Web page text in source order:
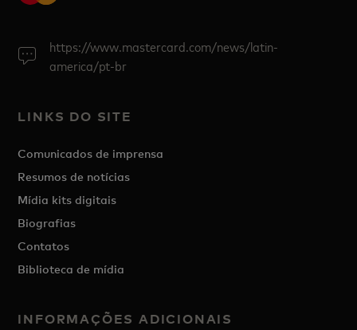
https://www.mastercard.com/news/latin-
america/pt-br
LINKS DO SITE
Comunicados de imprensa
Resumos de notícias
Mídia kits digitais
Biografias
Contatos
Biblioteca de mídia
INFORMAÇÕES ADICIONAIS